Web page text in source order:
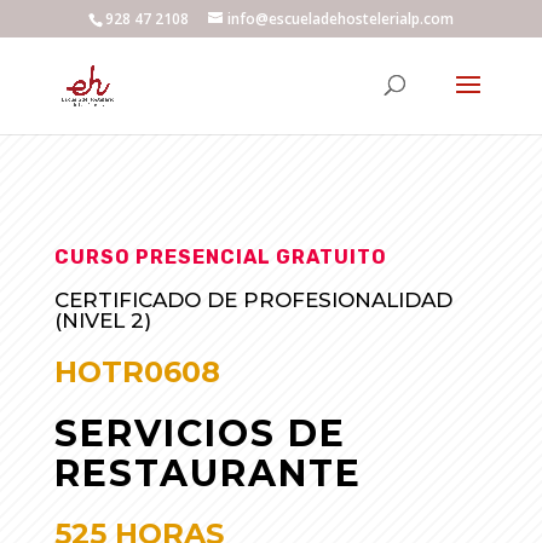
928 47 2108 info@escueladehostelerialp.com
CURSO PRESENCIAL GRATUITO
CERTIFICADO DE PROFESIONALIDAD
(NIVEL 2)
HOTR0608
SERVICIOS DE
RESTAURANTE
525 HORAS